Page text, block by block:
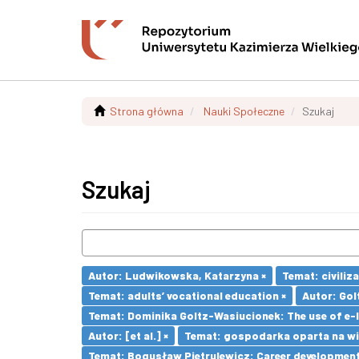
Strona główna Nauki Społeczne Szukaj
Szukaj
Autor: Ludwikowska, Katarzyna × Temat:
Temat: adults’ vocational education ×
Autor:
Temat: Dominika Goltz-Wasiucionek: The use of
Autor: [et al.] ×
Temat: gospodarka oparta na
Temat: Bogusław Pietrulewicz: Career